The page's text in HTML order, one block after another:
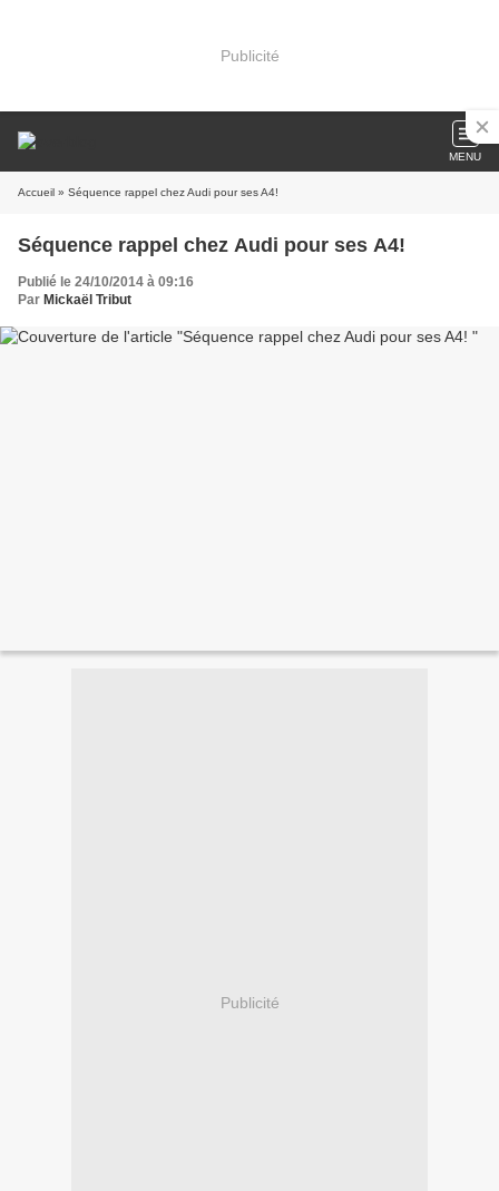
Publicité
MENU
Accueil » Séquence rappel chez Audi pour ses A4!
Séquence rappel chez Audi pour ses A4!
Publié le 24/10/2014 à 09:16
Par Mickaël Tribut
Publicité